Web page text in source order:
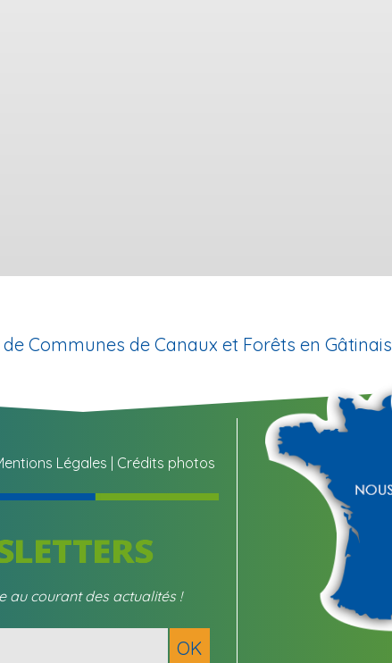
Communes de Canaux et Forêts en Gâtinais
Légales Crédits photos
au courant des actualités !
OK